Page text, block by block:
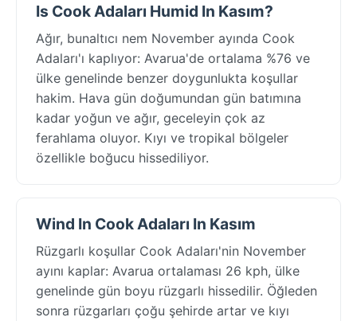
Is Cook Adaları Humid In Kasım?
Ağır, bunaltıcı nem November ayında Cook
Adaları'ı kaplıyor: Avarua'de ortalama %76 ve
ülke genelinde benzer doygunlukta koşullar
hakim. Hava gün doğumundan gün batımına
kadar yoğun ve ağır, geceleyin çok az
ferahlama oluyor. Kıyı ve tropikal bölgeler
özellikle boğucu hissediliyor.
Wind In Cook Adaları In Kasım
Rüzgarlı koşullar Cook Adaları'nin November
ayını kaplar: Avarua ortalaması 26 kph, ülke
genelinde gün boyu rüzgarlı hissedilir. Öğleden
sonra rüzgarları çoğu şehirde artar ve kıyı